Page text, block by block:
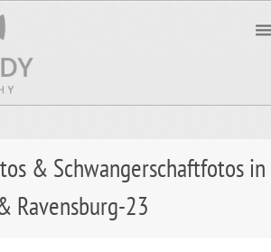
& Schwangerschaftfotos in
Ravensburg-23